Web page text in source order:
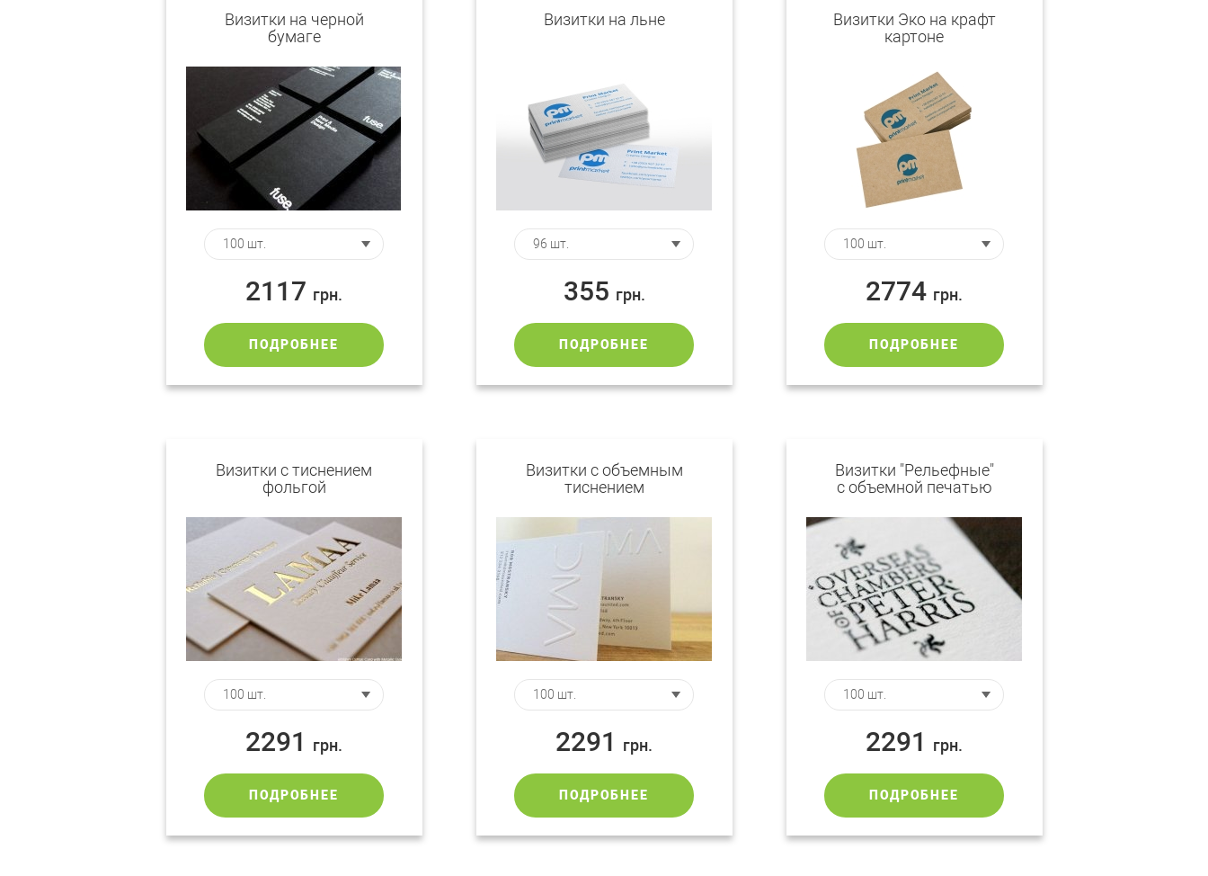
Визитки на черной
бумаге
2117 грн.
ПОДРОБНЕЕ
Визитки на льне
355 грн.
ПОДРОБНЕЕ
Визитки Эко на крафт
картоне
2774 грн.
ПОДРОБНЕЕ
Визитки с тиснением
фольгой
2291 грн.
ПОДРОБНЕЕ
Визитки с объемным
тиснением
2291 грн.
ПОДРОБНЕЕ
Визитки "Рельефные"
с объемной печатью
2291 грн.
ПОДРОБНЕЕ